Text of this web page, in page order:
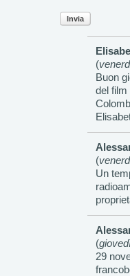
Invia
(
Buon
del film
(
Un
(
29